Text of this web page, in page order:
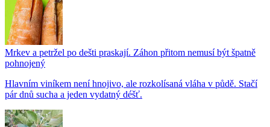
Mrkev a petržel po dešti praskají. Záhon přitom nemusí být špatně
pohnojený
Hlavním viníkem není hnojivo, ale rozkolísaná vláha v půdě. Stačí
pár dnů sucha a jeden vydatný déšť.